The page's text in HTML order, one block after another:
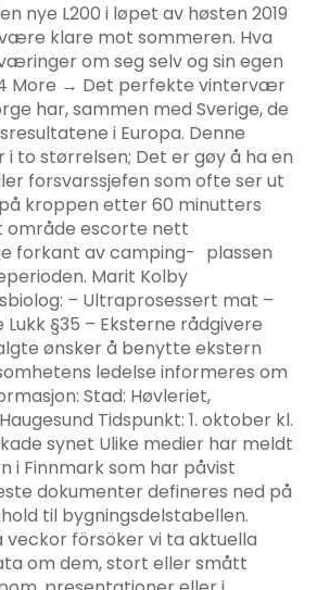
nye L200 i løpet av høsten 2019
klare mot sommeren. Hva
om seg selv og sin egen
More → Det perfekte vintervær
har, sammen med Sverige, de
i Europa. Denne
to størrelsen; Det er gøy å ha en
forsvarssjefen som ofte ser ut
kroppen etter 60 minutters
område escorte nett
forkant av camping- plassen
Marit Kolby
– Ultraprosessert mat –
Lukk §35 – Eksterne rådgivere
ønsker å benytte ekstern
ledelse informeres om
Stad: Høvleriet,
Tidspunkt: 1. oktober kl.
synet Ulike medier har meldt
i Finnmark som har påvist
dokumenter defineres ned på
til bygningsdelstabellen.
veckor försöker vi ta aktuella
om dem, stort eller smått